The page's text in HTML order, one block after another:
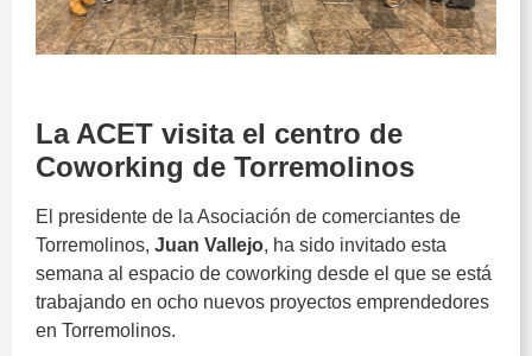
La ACET visita el centro de
Coworking de Torremolinos
El presidente de la Asociación de comerciantes de
Torremolinos, Juan Vallejo, ha sido invitado esta
semana al espacio de coworking desde el que se está
trabajando en ocho nuevos proyectos emprendedores
en Torremolinos.